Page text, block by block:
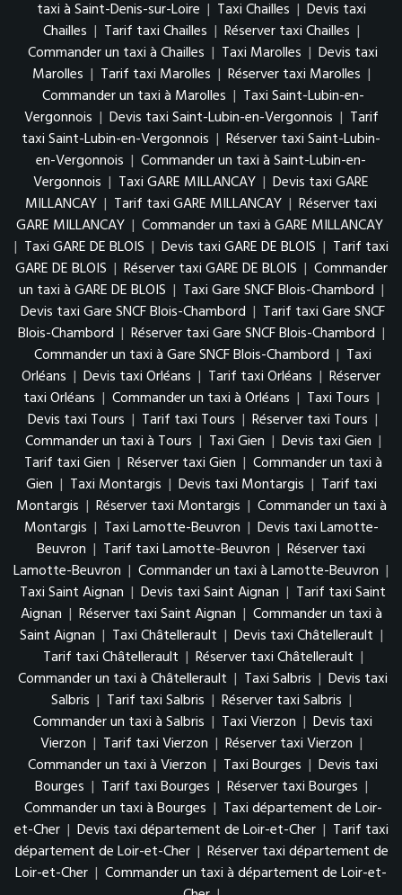
taxi à Saint-Denis-sur-Loire | Taxi Chailles | Devis taxi
Chailles | Tarif taxi Chailles | Réserver taxi Chailles |
Commander un taxi à Chailles | Taxi Marolles | Devis taxi
Marolles | Tarif taxi Marolles | Réserver taxi Marolles |
Commander un taxi à Marolles | Taxi Saint-Lubin-en-
Vergonnois | Devis taxi Saint-Lubin-en-Vergonnois | Tarif
taxi Saint-Lubin-en-Vergonnois | Réserver taxi Saint-Lubin-
en-Vergonnois | Commander un taxi à Saint-Lubin-en-
Vergonnois | Taxi GARE MILLANCAY | Devis taxi GARE
MILLANCAY | Tarif taxi GARE MILLANCAY | Réserver taxi
GARE MILLANCAY | Commander un taxi à GARE MILLANCAY
| Taxi GARE DE BLOIS | Devis taxi GARE DE BLOIS | Tarif taxi
GARE DE BLOIS | Réserver taxi GARE DE BLOIS | Commander
un taxi à GARE DE BLOIS | Taxi Gare SNCF Blois-Chambord |
Devis taxi Gare SNCF Blois-Chambord | Tarif taxi Gare SNCF
Blois-Chambord | Réserver taxi Gare SNCF Blois-Chambord |
Commander un taxi à Gare SNCF Blois-Chambord | Taxi
Orléans | Devis taxi Orléans | Tarif taxi Orléans | Réserver
taxi Orléans | Commander un taxi à Orléans | Taxi Tours |
Devis taxi Tours | Tarif taxi Tours | Réserver taxi Tours |
Commander un taxi à Tours | Taxi Gien | Devis taxi Gien |
Tarif taxi Gien | Réserver taxi Gien | Commander un taxi à
Gien | Taxi Montargis | Devis taxi Montargis | Tarif taxi
Montargis | Réserver taxi Montargis | Commander un taxi à
Montargis | Taxi Lamotte-Beuvron | Devis taxi Lamotte-
Beuvron | Tarif taxi Lamotte-Beuvron | Réserver taxi
Lamotte-Beuvron | Commander un taxi à Lamotte-Beuvron |
Taxi Saint Aignan | Devis taxi Saint Aignan | Tarif taxi Saint
Aignan | Réserver taxi Saint Aignan | Commander un taxi à
Saint Aignan | Taxi Châtellerault | Devis taxi Châtellerault |
Tarif taxi Châtellerault | Réserver taxi Châtellerault |
Commander un taxi à Châtellerault | Taxi Salbris | Devis taxi
Salbris | Tarif taxi Salbris | Réserver taxi Salbris |
Commander un taxi à Salbris | Taxi Vierzon | Devis taxi
Vierzon | Tarif taxi Vierzon | Réserver taxi Vierzon |
Commander un taxi à Vierzon | Taxi Bourges | Devis taxi
Bourges | Tarif taxi Bourges | Réserver taxi Bourges |
Commander un taxi à Bourges | Taxi département de Loir-
et-Cher | Devis taxi département de Loir-et-Cher | Tarif taxi
département de Loir-et-Cher | Réserver taxi département de
Loir-et-Cher | Commander un taxi à département de Loir-et-